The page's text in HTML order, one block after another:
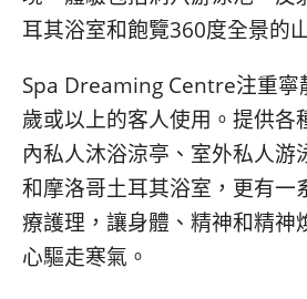
耳其浴室和飽覽360度全景的
Spa Dreaming Centre注重寧
歲或以上的客人使用。提供各
內私人沐浴涼亭、室外私人游
和摩洛哥土耳其浴室，更有一
療護理，讓身體、精神和精神
心驅走寒氣。